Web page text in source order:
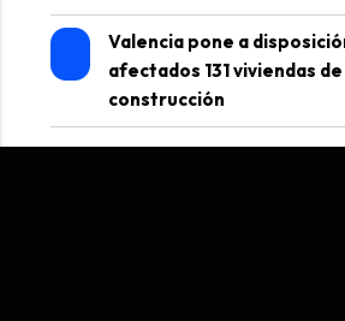
Valencia pone a
afectados 131 viviendas
construcción